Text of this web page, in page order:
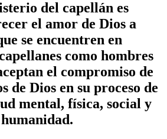
del capellán es
el amor de Dios a
se encuentren en
como hombres
el compromiso de
de Dios en su proceso de
mental, física, social y